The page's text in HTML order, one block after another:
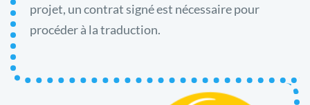
projet, un contrat signé est nécessaire pour
procéder à la traduction.